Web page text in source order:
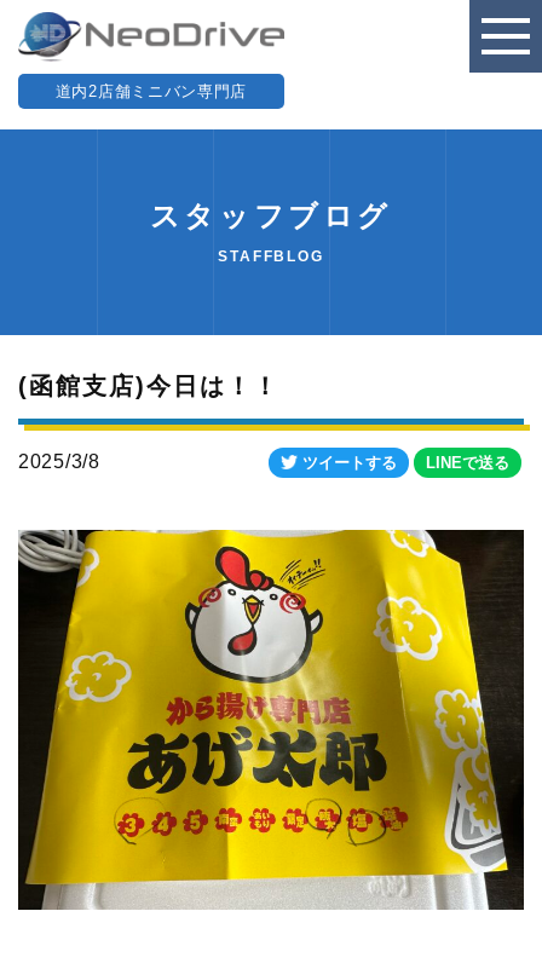
道内2店舗ミニバン専門店
スタッフブログ
STAFFBLOG
(函館支店)今日は！！
2025/3/8 ツイートする LINEで送る